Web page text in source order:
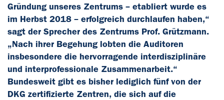
Gründung unseres Zentrums – etabliert wurde es
im Herbst 2018 – erfolgreich durchlaufen haben,“
sagt der Sprecher des Zentrums Prof. Grützmann.
„Nach ihrer Begehung lobten die Auditoren
insbesondere die hervorragende interdisziplinäre
und interprofessionale Zusammenarbeit.“
Bundesweit gibt es bisher lediglich fünf von der
DKG zertifizierte Zentren, die sich auf die